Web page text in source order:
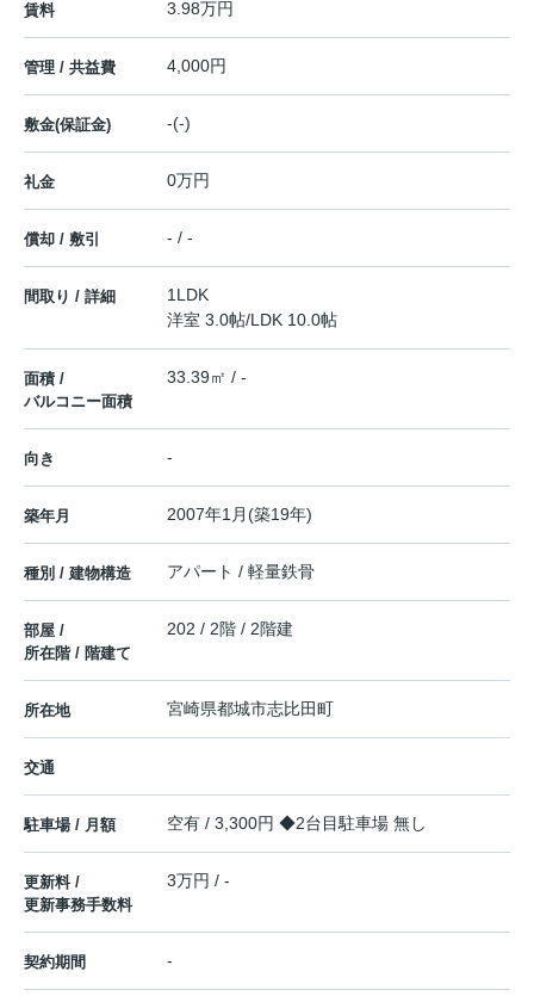
賃料 3.98万円
管理 / 共益費 4,000円
敷金(保証金) -(-)
礼金 0万円
償却 / 敷引 - / -
間取り / 詳細
1LDK
洋室 3.0帖/LDK 10.0帖
面積 /
バルコニー面積
33.39㎡ / -
向き -
築年月 2007年1月(築19年)
種別 / 建物構造 アパート / 軽量鉄骨
部屋 /
所在階 / 階建て
202 / 2階 / 2階建
所在地 宮崎県都城市志比田町
交通
駐車場 / 月額 空有 / 3,300円 ◆2台目駐車場 無し
更新料 /
更新事務手数料
3万円 / -
契約期間 -